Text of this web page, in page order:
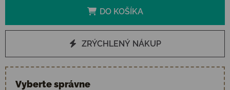
DO KOŠÍKA
ZRÝCHLENÝ NÁKUP
Vyberte správne